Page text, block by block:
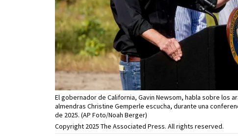
El gobernador de California, Gavin Newsom, habla sobre los
almendras Christine Gemperle escucha, durante una
de 2025. (AP Foto/Noah Berger)
Copyright 2025 The Associated Press. All rights reserved.